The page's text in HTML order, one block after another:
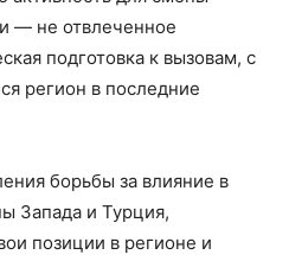
— не отвлеченное
подготовка к вызовам, с
регион в последние
борьбы за влияние в
Запада и Турция,
позиции в регионе и